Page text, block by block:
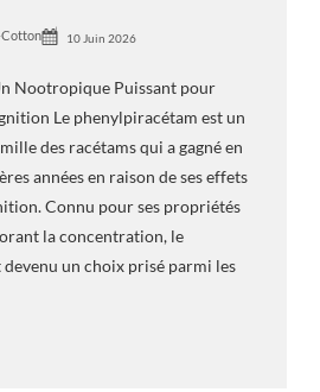
10 Juin 2026
Nootropique Puissant pour
Le phenylpiracétam est un
des racétams qui a gagné en
années en raison de ses effets
Connu pour ses propriétés
la concentration, le
un choix prisé parmi les